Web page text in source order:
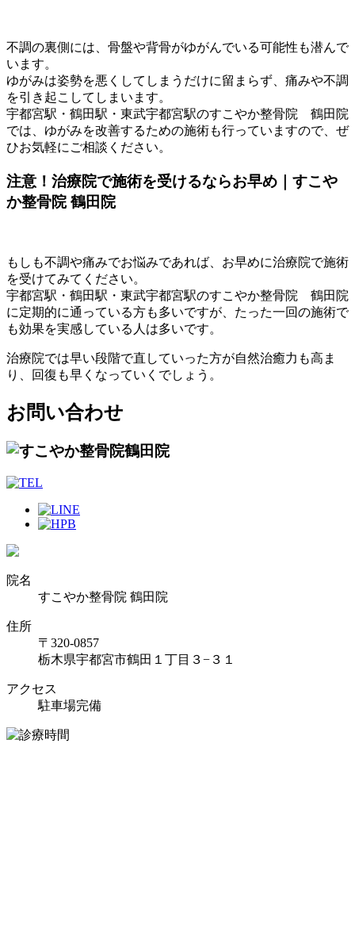
不調の裏側には、骨盤や背骨がゆがんでいる可能性も潜んで
います。
ゆがみは姿勢を悪くしてしまうだけに留まらず、痛みや不調
を引き起こしてしまいます。
宇都宮駅・鶴田駅・東武宇都宮駅のすこやか整骨院 鶴田院
では、ゆがみを改善するための施術も行っていますので、ぜ
ひお気軽にご相談ください。
注意！治療院で施術を受けるならお早め｜すこや
か整骨院 鶴田院
もしも不調や痛みでお悩みであれば、お早めに治療院で施術
を受けてみてください。
宇都宮駅・鶴田駅・東武宇都宮駅のすこやか整骨院 鶴田院
に定期的に通っている方も多いですが、たった一回の施術で
も効果を実感している人は多いです。
治療院では早い段階で直していった方が自然治癒力も高ま
り、回復も早くなっていくでしょう。
お問い合わせ
院名
すこやか整骨院 鶴田院
住所
〒320-0857
栃木県宇都宮市鶴田１丁目３−３１
アクセス
駐車場完備